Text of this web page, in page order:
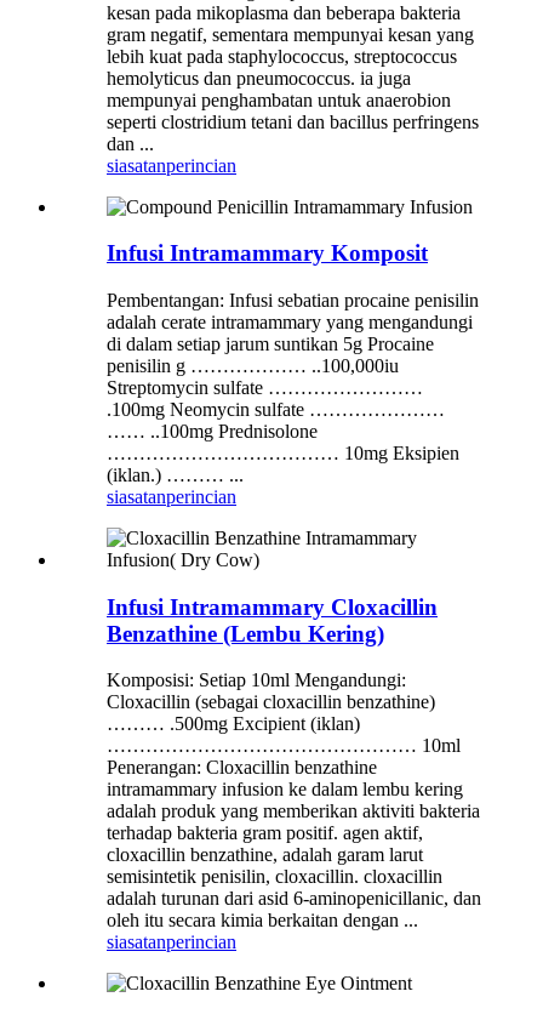
kesan pada mikoplasma dan beberapa bakteria
gram negatif, sementara mempunyai kesan yang
lebih kuat pada staphylococcus, streptococcus
hemolyticus dan pneumococcus. ia juga
mempunyai penghambatan untuk anaerobion
seperti clostridium tetani dan bacillus perfringens
dan ...
siasatanperincian
Infusi Intramammary Komposit
Pembentangan: Infusi sebatian procaine penisilin
adalah cerate intramammary yang mengandungi
di dalam setiap jarum suntikan 5g Procaine
penisilin g ……………… ..100,000iu
Streptomycin sulfate ……………………
.100mg Neomycin sulfate …………………
…… ..100mg Prednisolone
……………………………… 10mg Eksipien
(iklan.) ……… ...
siasatanperincian
Infusi Intramammary Cloxacillin
Benzathine (Lembu Kering)
Komposisi: Setiap 10ml Mengandungi:
Cloxacillin (sebagai cloxacillin benzathine)
……… .500mg Excipient (iklan)
………………………………………… 10ml
Penerangan: Cloxacillin benzathine
intramammary infusion ke dalam lembu kering
adalah produk yang memberikan aktiviti bakteria
terhadap bakteria gram positif. agen aktif,
cloxacillin benzathine, adalah garam larut
semisintetik penisilin, cloxacillin. cloxacillin
adalah turunan dari asid 6-aminopenicillanic, dan
oleh itu secara kimia berkaitan dengan ...
siasatanperincian